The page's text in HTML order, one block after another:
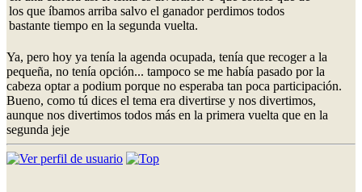
los que íbamos arriba salvo el ganador perdimos todos
bastante tiempo en la segunda vuelta.
Ya, pero hoy ya tenía la agenda ocupada, tenía que recoger a la
pequeña, no tenía opción... tampoco se me había pasado por la
cabeza optar a podium porque no esperaba tan poca participación.
Bueno, como tú dices el tema era divertirse y nos divertimos,
aunque nos divertimos todos más en la primera vuelta que en la
segunda jeje